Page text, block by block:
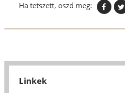
Ha tetszett, oszd meg:
Linkek